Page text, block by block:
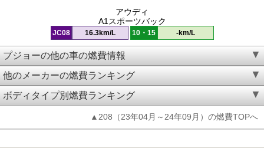
アウディ
A1スポーツバック
JC08 16.3km/L 10・15 -km/L
プジョーの他の車の燃費情報
他のメーカーの燃費ランキング
ボディタイプ別燃費ランキング
▲208（23年04月～24年09月）の燃費TOPへ